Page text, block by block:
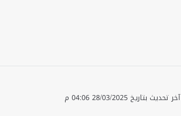
آخر تحديث بتاريخ28/03/2025 04:06 م